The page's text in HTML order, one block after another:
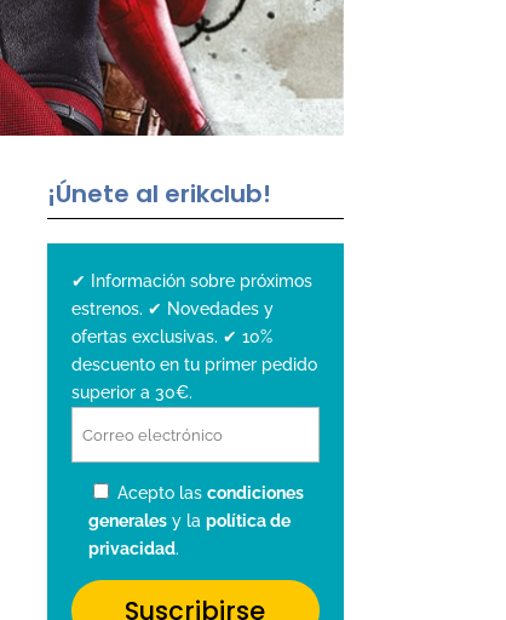
¡Únete al erikclub!
✔ Información sobre próximos
estrenos. ✔ Novedades y
ofertas exclusivas. ✔ 10%
descuento en tu primer pedido
superior a 30€.
Acepto las condiciones
generalesy la política de
privacidad.